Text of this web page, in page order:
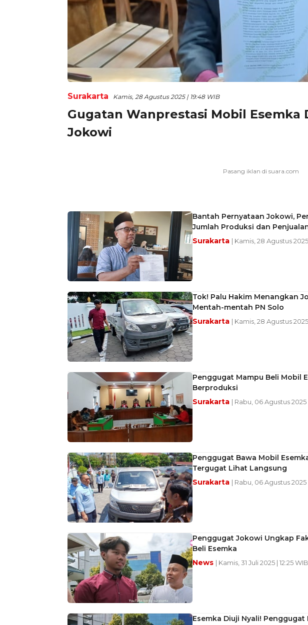
Surakarta Kamis, 28 Agustus 2025 | 19:48 WIB
Gugatan Wanprestasi Mobil Esemka
Jokowi
Bantah Pernyataan Jokowi,
Jumlah Produksi dan
Surakarta | Kamis, 28 Agustus
Tok! Palu Hakim Menangkan
Mentah-mentah PN Solo
Surakarta | Kamis, 28 Agustus
Penggugat Mampu Beli Mobil
Berproduksi
Surakarta | Rabu, 06 Agustus 2025
Penggugat Bawa Mobil
Tergugat Lihat Langsung
Surakarta | Rabu, 06 Agustus 2025
Penggugat Jokowi Ungkap
Beli Esemka
News | Kamis, 31 Juli 2025 | 12:25 WIB
Esemka Diuji Nyali!